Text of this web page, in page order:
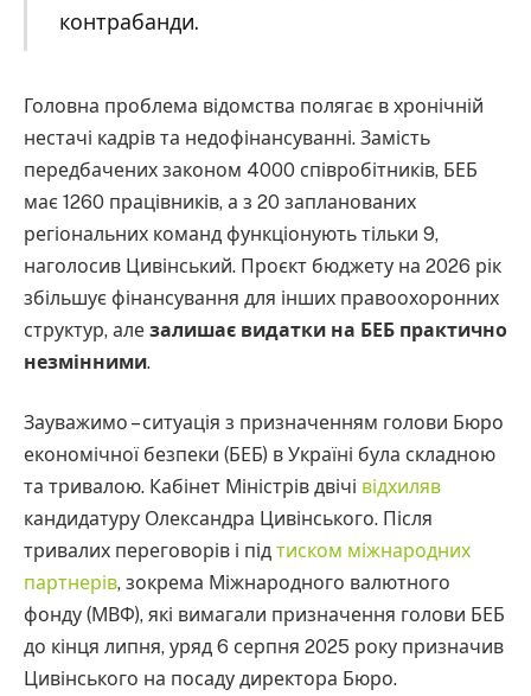
контрабанди.
Головна проблема відомства полягає в хронічній
нестачі кадрів та недофінансуванні. Замість
передбачених законом 4000 співробітників, БЕБ
має 1260 працівників, а з 20 запланованих
регіональних команд функціонують тільки 9,
наголосив Цивінський. Проєкт бюджету на 2026 рік
збільшує фінансування для інших правоохоронних
структур, але залишає видатки на БЕБ практично
незмінними.
Зауважимо – ситуація з призначенням голови Бюро
економічної безпеки (БЕБ) в Україні була складною
та тривалою. Кабінет Міністрів двічі відхиляв
кандидатуру Олександра Цивінського. Після
тривалих переговорів і під тиском міжнародних
партнерів, зокрема Міжнародного валютного
фонду (МВФ), які вимагали призначення голови БЕБ
до кінця липня, уряд 6 серпня 2025 року призначив
Цивінського на посаду директора Бюро.